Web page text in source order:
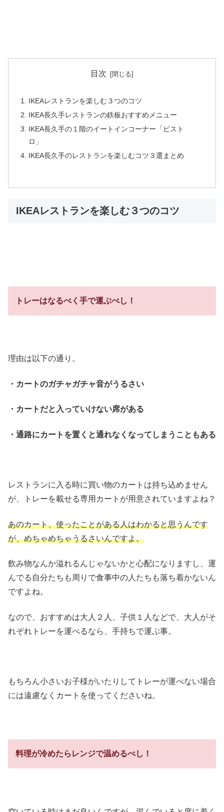
目次
IKEAレストランを楽しむ３つのコツ
IKEA長久手レストランの鉄板おすすめメニュー
IKEA長久手の１階のイートインコーナー「ビスト
ロ」
IKEA長久手のレストランを楽しむコツ３選まとめ
IKEAレストランを楽しむ３つのコツ
トレーはなるべく手で運ぶべし！
理由は以下の通り。
・カートのガチャガチャ音がうるさい
・カートだと入っていけない席がある
・通路にカートを置くと通れなくなってしまうこともある
レストランに入る時に買い物のカートは持ち込めません
が、トレーを載せる専用カートが用意されていますよね？
あのカート、使ったことがある人はわかると思うんです
が、めちゃめちゃうるさいんですよ。
飲み物なんか溢れるんじゃないかと心配になりますし、運
んでる自分たちも周りで食事中の人たちも落ち着かないん
ですよね。
なので、おすすめは大人２人、子供１人などで、大人がそ
れぞれトレーを運べるなら、手持ちで運ぶ事。
もちろん小さいお子様がいたりしてトレーが運べない場合
には遠慮なくカートを使ってくださいね。
料理が冷めたらレンジで温めるべし！